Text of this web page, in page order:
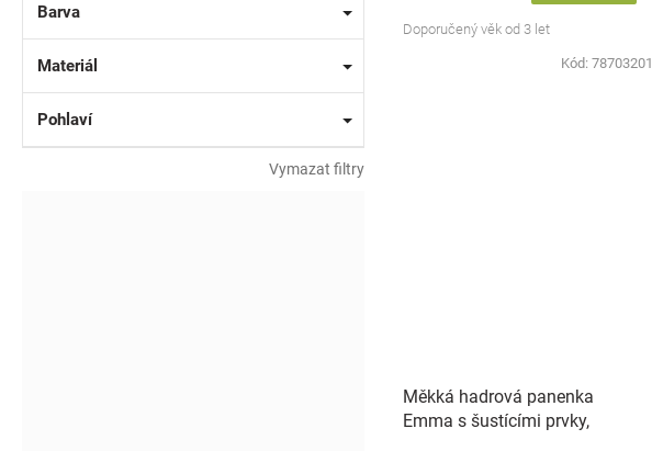
Barva
Materiál
Pohlaví
Vymazat filtry
Doporučený věk od 3 let
Kód: 78703201
Měkká hadrová panenka
Emma s šustícími prvky,